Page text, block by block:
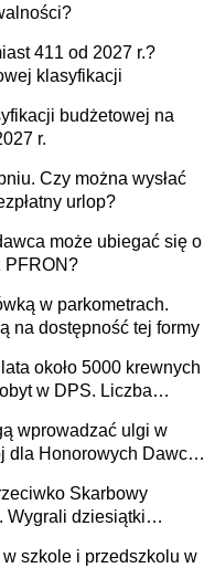
411 od 2027 r.?
klasyfikacji
budżetowej na
r.
Czy można wysłać
urlop?
może ubiegać się o
PFRON?
w parkometrach.
na dostępność tej formy
około 5000 krewnych
w DPS. Liczba
wprowadzać ulgi w
dla Honorowych Dawców
Skarbowy
Wygrali dziesiątki
w szkole i przedszkolu w